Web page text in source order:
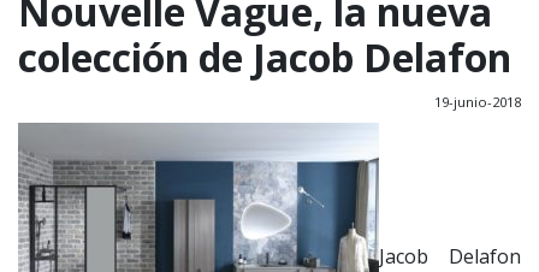
Nouvelle Vague, la nueva
colección de Jacob Delafon
19-junio-2018
Jacob Delafon